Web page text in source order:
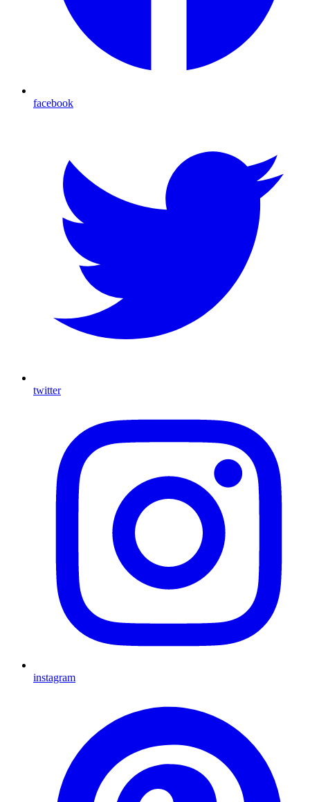
facebook
twitter
instagram